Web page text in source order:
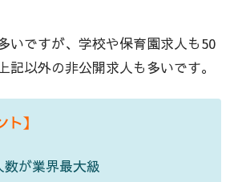
いですが、学校や保育園求人も50
記以外の非公開求人も多いです。
ト】
が業界最大級